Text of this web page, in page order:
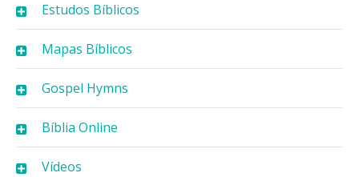
Estudos Bíblicos
Mapas Bíblicos
Gospel Hymns
Bíblia Online
Vídeos